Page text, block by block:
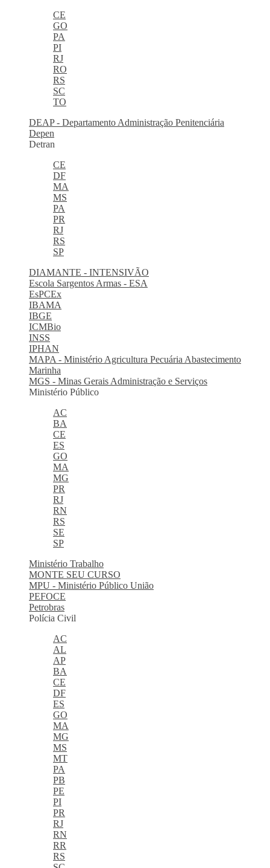
CE
GO
PA
PI
RJ
RO
RS
SC
TO
DEAP - Departamento Administração Penitenciária
Depen
Detran
CE
DF
MA
MS
PA
PR
RJ
RS
SP
DIAMANTE - INTENSIVÃO
Escola Sargentos Armas - ESA
EsPCEx
IBAMA
IBGE
ICMBio
INSS
IPHAN
MAPA - Ministério Agricultura Pecuária Abastecimento
Marinha
MGS - Minas Gerais Administração e Serviços
Ministério Público
AC
BA
CE
ES
GO
MA
MG
PR
RJ
RN
RS
SE
SP
Ministério Trabalho
MONTE SEU CURSO
MPU - Ministério Público União
PEFOCE
Petrobras
Polícia Civil
AC
AL
AP
BA
CE
DF
ES
GO
MA
MG
MS
MT
PA
PB
PE
PI
PR
RJ
RN
RR
RS